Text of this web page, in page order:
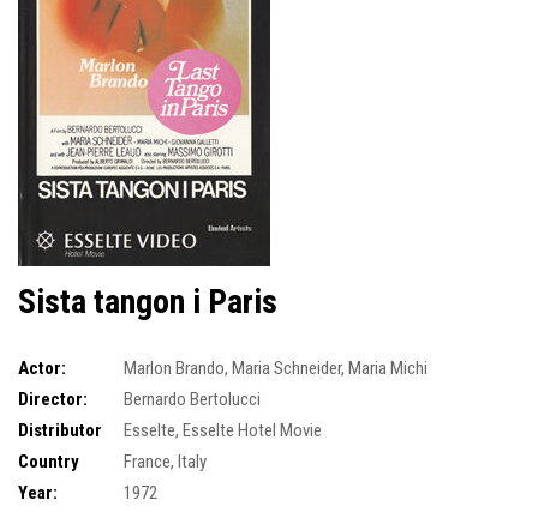
Sista tangon i Paris
Actor: Marlon Brando, Maria Schneider, Maria Michi
Director:
Bernardo Bertolucci
Distributor
Esselte, Esselte Hotel Movie
Country
France, Italy
Year:
1972